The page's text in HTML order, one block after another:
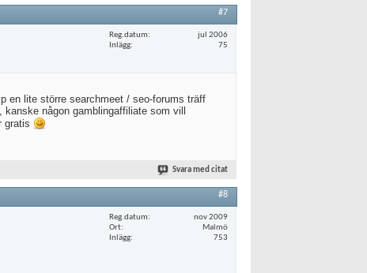
#7
Reg.datum
jul 2006
Inlägg
75
en lite större searchmeet / seo-forums träff
någon gamblingaffiliate som vill
gratis
Svara med citat
#8
Reg.datum
nov 2009
Ort
Malmö
Inlägg
753